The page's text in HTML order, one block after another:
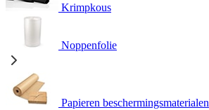
Krimpkous
Noppenfolie
Papieren beschermingsmaterialen